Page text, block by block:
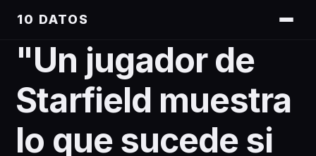
10 DATOS
"Un jugador de
Starfield muestra
lo que sucede si